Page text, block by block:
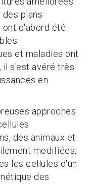
plans
d'abord été
et maladies ont
s'est avéré très
en
approches
des animaux et
modifiées,
les cellules d'un
des